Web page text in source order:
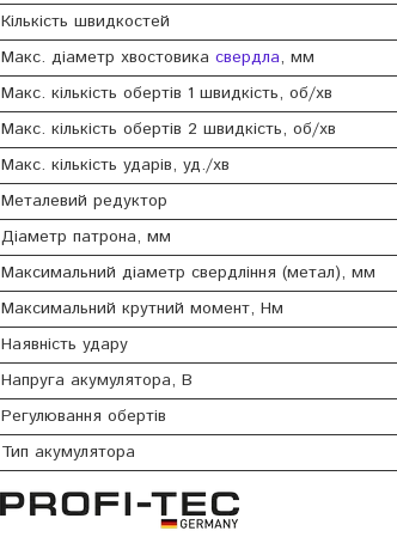
Кількість швидкостей
Макс. діаметр хвостовика свердла, мм
Макс. кількість обертів 1 швидкість, об/хв
Макс. кількість обертів 2 швидкість, об/хв
Макс. кількість ударів, уд./хв
Металевий редуктор
Діаметр патрона, мм
Максимальний діаметр свердління (метал), мм
Максимальний крутний момент, Нм
Наявність удару
Напруга акумулятора, В
Регулювання обертів
Тип акумулятора